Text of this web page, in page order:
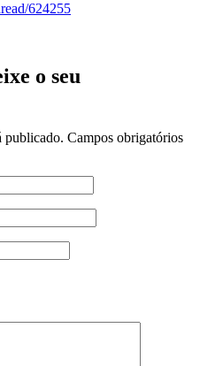
624255
o seu
publicado. Campos obrigatórios